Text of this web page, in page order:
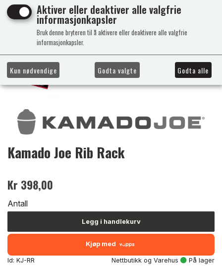
Kamado Joe Rib Rack
Kr 398,00
Antall
Legg i handlekurv
Kjøp med
Id: KJ-RR Nettbutikk og Varehus
På lager
Aktiver eller deaktiver alle valgfrie
informasjonkapsler
Bruk denne bryteren til å aktivere eller deaktivere alle valgfrie
informasjonkapsler.
Kun nødvendige Godta valgte Godta alle